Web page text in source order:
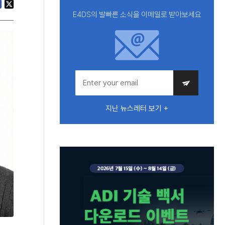
E4DS의 발빠른 소식을 이메일로 받아보세요
지난 뉴스레터 보기 +